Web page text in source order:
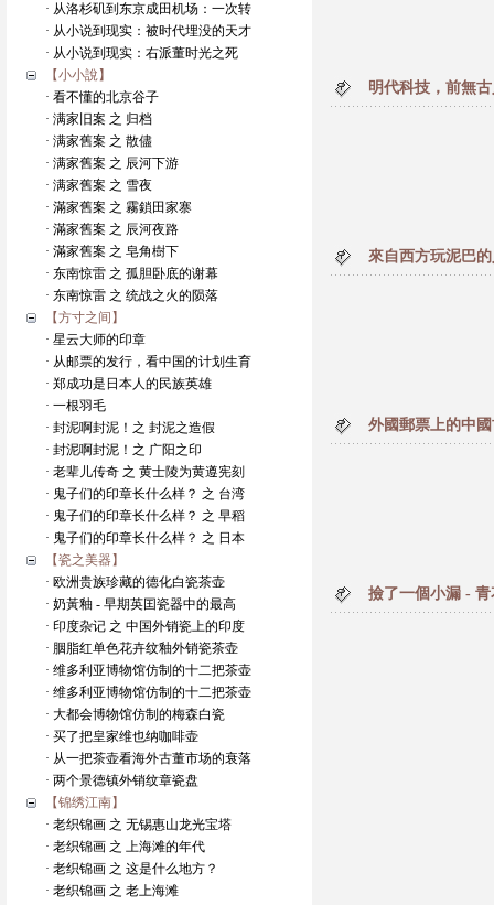
· 从洛杉矶到东京成田机场：一次转
· 从小说到现实：被时代埋没的天才
· 从小说到现实：右派董时光之死
【小小說】
· 看不懂的北京谷子
· 满家旧案 之 归档
· 满家舊案 之 散儘
· 满家舊案 之 辰河下游
· 满家舊案 之 雪夜
· 滿家舊案 之 霧鎖田家寨
· 滿家舊案 之 辰河夜路
· 滿家舊案 之 皂角樹下
· 东南惊雷 之 孤胆卧底的谢幕
· 东南惊雷 之 统战之火的陨落
【方寸之间】
· 星云大师的印章
· 从邮票的发行，看中国的计划生育
· 郑成功是日本人的民族英雄
· 一根羽毛
· 封泥啊封泥！之 封泥之造假
· 封泥啊封泥！之 广阳之印
· 老辈儿传奇 之 黄士陵为黄遵宪刻
· 鬼子们的印章长什么样？ 之 台湾
· 鬼子们的印章长什么样？ 之 早稻
· 鬼子们的印章长什么样？ 之 日本
【瓷之美器】
· 欧洲贵族珍藏的德化白瓷茶壶
· 奶黃釉 - 早期英囯瓷器中的最高
· 印度杂记 之 中国外销瓷上的印度
· 胭脂红单色花卉纹釉外销瓷茶壶
· 维多利亚博物馆仿制的十二把茶壶
· 维多利亚博物馆仿制的十二把茶壶
· 大都会博物馆仿制的梅森白瓷
· 买了把皇家维也纳咖啡壶
· 从一把茶壶看海外古董市场的衰落
· 两个景德镇外销纹章瓷盘
【锦绣江南】
· 老织锦画 之 无锡惠山龙光宝塔
· 老织锦画 之 上海滩的年代
· 老织锦画 之 这是什么地方？
· 老织锦画 之 老上海滩
明代科技，前無
來自西方玩泥巴
外國郵票上的中
撿了一個小漏 -